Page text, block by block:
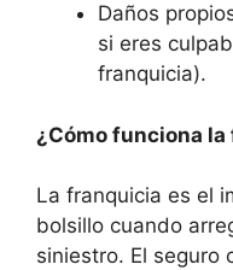
Daños
si eres
franquicia).
¿Cómo funciona
La franquicia es el
bolsillo cuando
siniestro. El seguro